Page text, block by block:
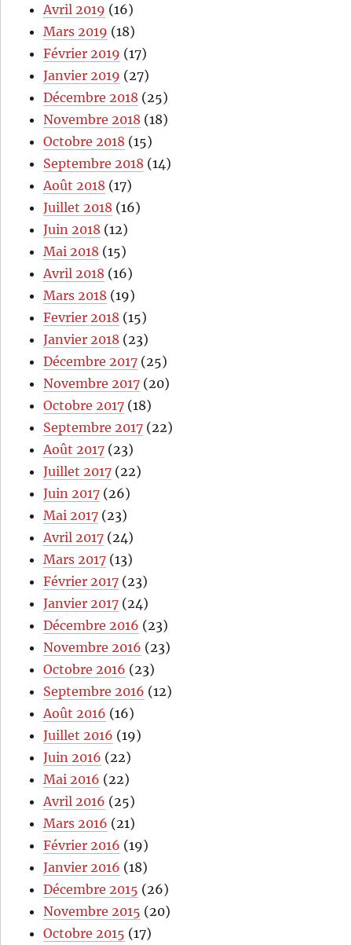
Avril 2019 (16)
Mars 2019 (18)
Février 2019 (17)
Janvier 2019 (27)
Décembre 2018 (25)
Novembre 2018 (18)
Octobre 2018 (15)
Septembre 2018 (14)
Août 2018 (17)
Juillet 2018 (16)
Juin 2018 (12)
Mai 2018 (15)
Avril 2018 (16)
Mars 2018 (19)
Fevrier 2018 (15)
Janvier 2018 (23)
Décembre 2017 (25)
Novembre 2017 (20)
Octobre 2017 (18)
Septembre 2017 (22)
Août 2017 (23)
Juillet 2017 (22)
Juin 2017 (26)
Mai 2017 (23)
Avril 2017 (24)
Mars 2017 (13)
Février 2017 (23)
Janvier 2017 (24)
Décembre 2016 (23)
Novembre 2016 (23)
Octobre 2016 (23)
Septembre 2016 (12)
Août 2016 (16)
Juillet 2016 (19)
Juin 2016 (22)
Mai 2016 (22)
Avril 2016 (25)
Mars 2016 (21)
Février 2016 (19)
Janvier 2016 (18)
Décembre 2015 (26)
Novembre 2015 (20)
Octobre 2015 (17)